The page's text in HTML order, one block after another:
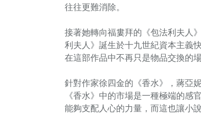
往往更難消除。
接著她轉向福婁拜的《包法利夫人
利夫人》誕生於十九世紀資本主義
在這部作品中不再只是物品交換的
針對作家徐四金的《香水》，蔣亞
《香水》中的市場是一種極端的
能夠支配人心的力量，而這也讓小